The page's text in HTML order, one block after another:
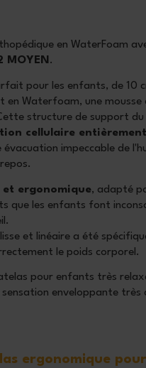
en WaterFoam
MOYEN.
pour les enfants, de 10
en Waterfoam, une mousse
structure de support du
cellulaire
évacuation impeccable de
et ergonomique, adapté
que les enfants font
et linéaire a été
le poids corporel.
pour enfants très
sensation enveloppante très
ergonomique